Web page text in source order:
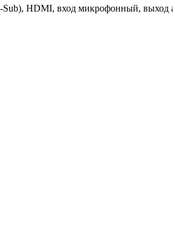
HDMI, вход микрофонный, выход